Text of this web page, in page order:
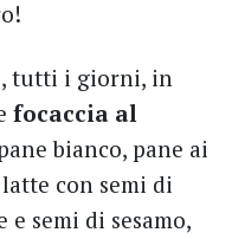
tutti i giorni, in
focaccia al
bianco, pane ai
con semi di
semi di sesamo,